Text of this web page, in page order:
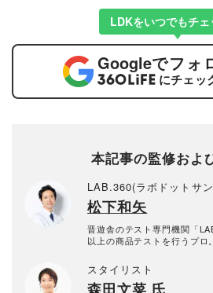
LDKをいつでもチェ
Googleでフォ
にチェッ
本記事の監修およ
LAB.360(ラボドットサ
松下和矢
晋遊舎のテスト専門機関「
以上の商品テストを行うプロ
を経て、民間の試験機関で多
スト方法の立案から試験デザ
スト実施まで一貫した商品テ
スタイリスト